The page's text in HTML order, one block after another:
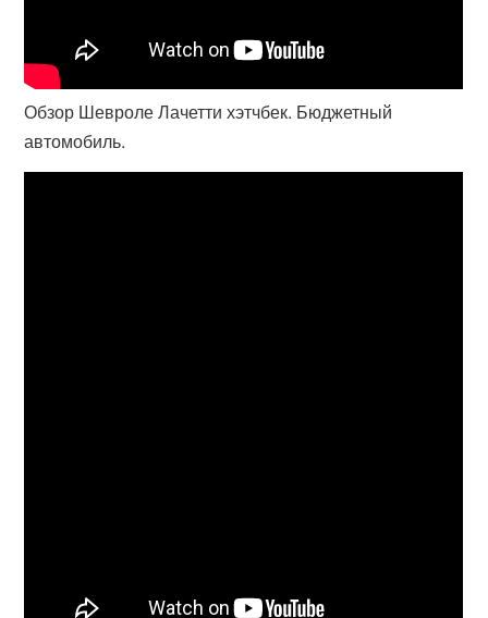
Обзор Шевроле Лачетти хэтчбек. Бюджетный
автомобиль.